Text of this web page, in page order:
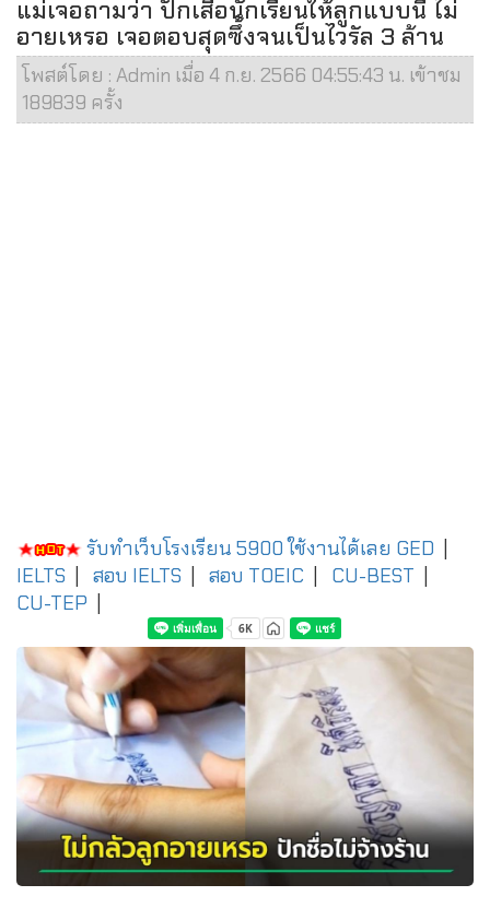
แม่เจอถามว่า ปักเสื้อนักเรียนให้ลูกแบบนี้ ไม่
อายเหรอ เจอตอบสุดซึ้งจนเป็นไวรัล 3 ล้าน
โพสต์โดย : Admin เมื่อ 4 ก.ย. 2566 04:55:43 น. เข้าชม
189839 ครั้ง
รับทำเว็บโรงเรียน 5900 ใช้งานได้เลย GED
IELTS
สอบ IELTS สอบ TOEIC CU-BEST
CU-TEP